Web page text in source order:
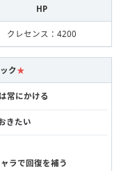
HP
クレセンス：4200
ク★
常にかける
きたい
ラで回復を補う